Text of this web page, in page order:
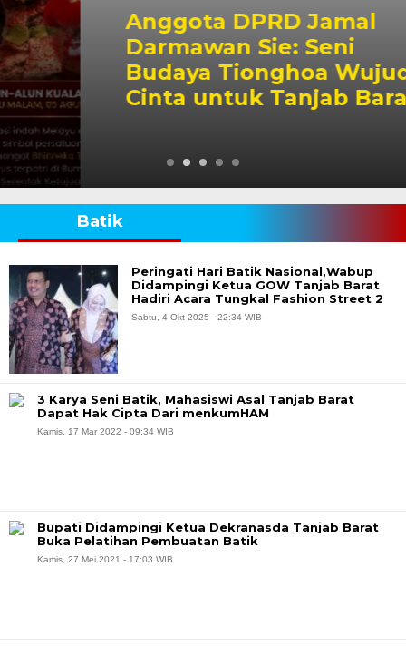
Anggota DPRD Jamal
Darmawan Sie: Seni
Budaya Tionghoa Wujud
Cinta untuk Tanjab Barat
Batik
Peringati Hari Batik Nasional,Wabup
Didampingi Ketua GOW Tanjab Barat
Hadiri Acara Tungkal Fashion Street 2
Sabtu, 4 Okt 2025 - 22:34 WIB
3 Karya Seni Batik, Mahasiswi Asal Tanjab Barat
Dapat Hak Cipta Dari menkumHAM
Kamis, 17 Mar 2022 - 09:34 WIB
Bupati Didampingi Ketua Dekranasda Tanjab Barat
Buka Pelatihan Pembuatan Batik
Kamis, 27 Mei 2021 - 17:03 WIB